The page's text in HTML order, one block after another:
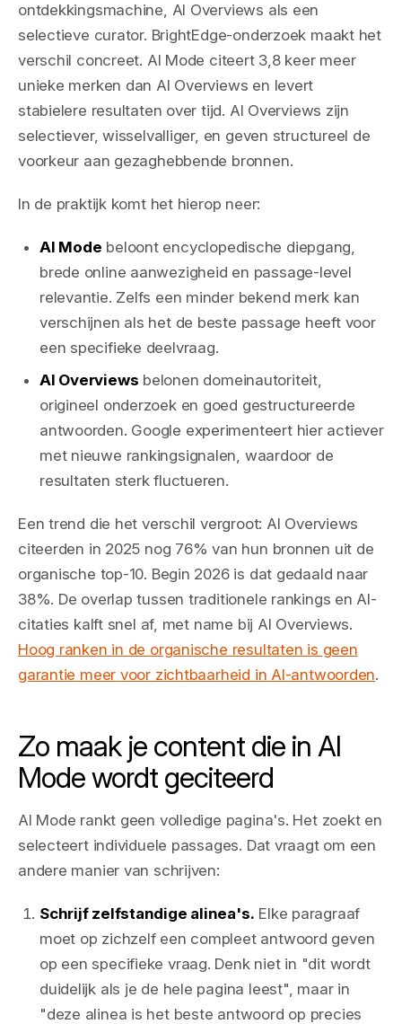
ontdekkingsmachine, AI Overviews als een
selectieve curator. BrightEdge-onderzoek maakt het
verschil concreet. AI Mode citeert 3,8 keer meer
unieke merken dan AI Overviews en levert
stabielere resultaten over tijd. AI Overviews zijn
selectiever, wisselvalliger, en geven structureel de
voorkeur aan gezaghebbende bronnen.
In de praktijk komt het hierop neer:
AI Mode beloont encyclopedische diepgang,
brede online aanwezigheid en passage-level
relevantie. Zelfs een minder bekend merk kan
verschijnen als het de beste passage heeft voor
een specifieke deelvraag.
AI Overviews belonen domeinautoriteit,
origineel onderzoek en goed gestructureerde
antwoorden. Google experimenteert hier actiever
met nieuwe rankingsignalen, waardoor de
resultaten sterk fluctueren.
Een trend die het verschil vergroot: AI Overviews
citeerden in 2025 nog 76% van hun bronnen uit de
organische top-10. Begin 2026 is dat gedaald naar
38%. De overlap tussen traditionele rankings en AI-
citaties kalft snel af, met name bij AI Overviews.
Hoog ranken in de organische resultaten is geen
garantie meer voor zichtbaarheid in AI-antwoorden.
Zo maak je content die in AI
Mode wordt geciteerd
AI Mode rankt geen volledige pagina's. Het zoekt en
selecteert individuele passages. Dat vraagt om een
andere manier van schrijven:
Schrijf zelfstandige alinea's. Elke paragraaf
moet op zichzelf een compleet antwoord geven
op een specifieke vraag. Denk niet in "dit wordt
duidelijk als je de hele pagina leest", maar in
"deze alinea is het beste antwoord op precies